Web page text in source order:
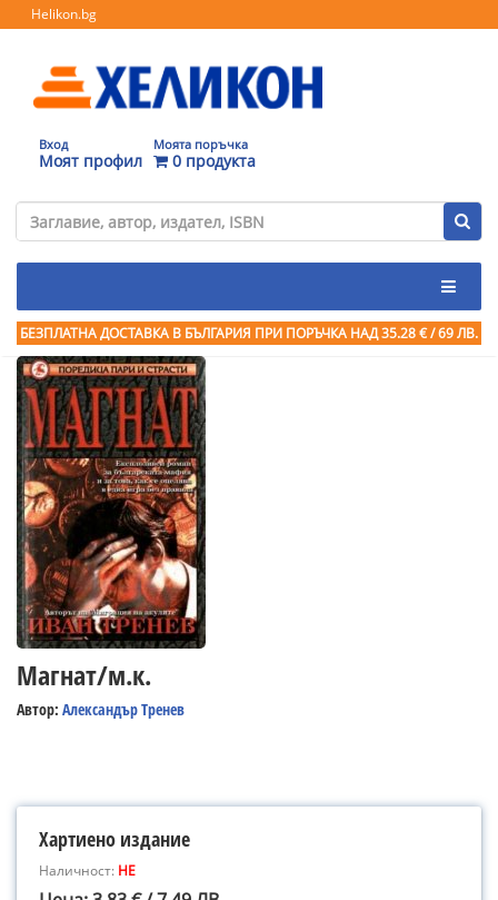
Helikon.bg
Вход
Моят профил
Моята поръчка
0 продукта
БЕЗПЛАТНА ДОСТАВКА В БЪЛГАРИЯ ПРИ ПОРЪЧКА НАД 35.28 € / 69 ЛВ.
Магнат/м.к.
Автор: Александър Тренев
Хартиено издание
Наличност: НЕ